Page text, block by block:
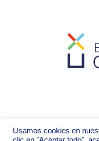
Usamos cookies en